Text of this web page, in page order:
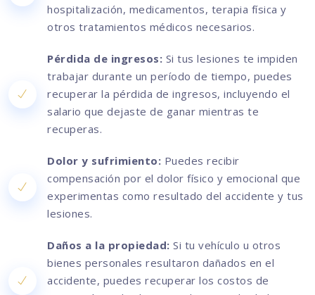
hospitalización, medicamentos, terapia física y
otros tratamientos médicos necesarios.
Pérdida de ingresos: Si tus lesiones te impiden
trabajar durante un período de tiempo, puedes
recuperar la pérdida de ingresos, incluyendo el
salario que dejaste de ganar mientras te
recuperas.
Dolor y sufrimiento: Puedes recibir
compensación por el dolor físico y emocional que
experimentas como resultado del accidente y tus
lesiones.
Daños a la propiedad: Si tu vehículo u otros
bienes personales resultaron dañados en el
accidente, puedes recuperar los costos de